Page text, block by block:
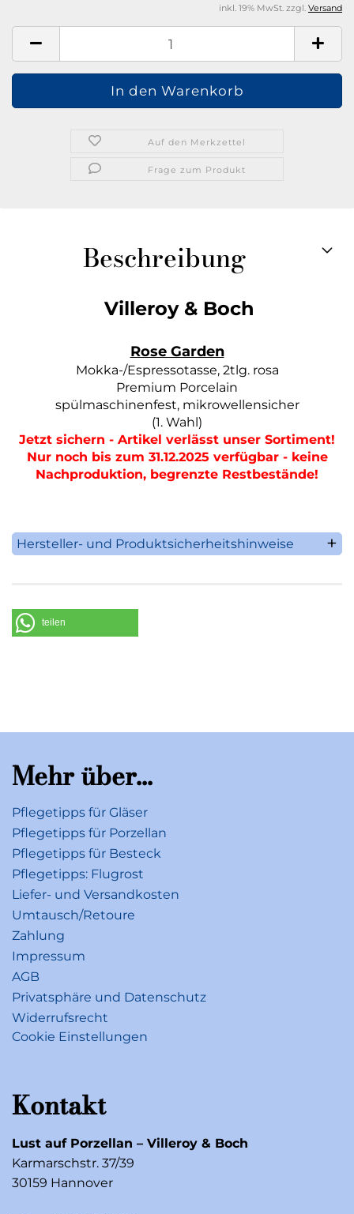
inkl. 19% MwSt. zzgl. Versand
Auf den Merkzettel
Frage zum Produkt
Beschreibung
Villeroy & Boch
Rose Garden
Mokka-/Espressotasse, 2tlg. rosa
Premium Porcelain
spülmaschinenfest, mikrowellensicher
(1. Wahl)
Jetzt sichern - Artikel verlässt unser Sortiment!
Nur noch bis zum 31.12.2025 verfügbar - keine
Nachproduktion, begrenzte Restbestände!
Hersteller- und Produktsicherheitshinweise
Telefon: +49 (0) 68 64 / 81 0
teilen
Mehr über...
Pflegetipps für Gläser
Pflegetipps für Porzellan
Pflegetipps für Besteck
Pflegetipps: Flugrost
Liefer- und Versandkosten
Umtausch/Retoure
Zahlung
Impressum
AGB
Privatsphäre und Datenschutz
Widerrufsrecht
Cookie Einstellungen
Kontakt
Lust auf Porzellan – Villeroy & Boch
Karmarschstr. 37/39
30159 Hannover